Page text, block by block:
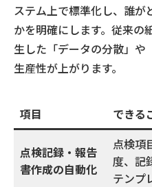
ステム上で標準化し、誰が
かを明確にします。従来の
生した「データの分散」や
生産性が上がります。
項目 できる
点検記録・報告
書作成の自動化
点検項
度、記
テンプ